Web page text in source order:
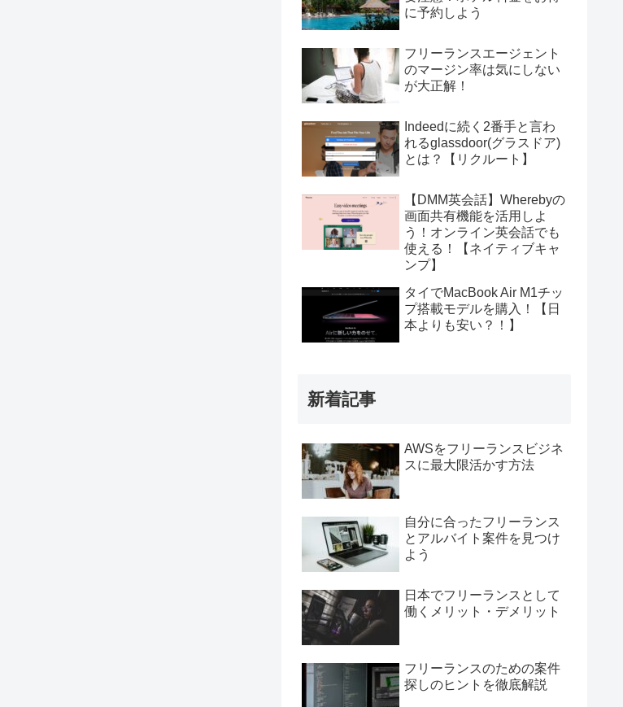
に予約しよう
フリーランスエージェント
のマージン率は気にしない
が大正解！
Indeedに続く2番手と言わ
れるglassdoor(グラスドア)
とは？【リクルート】
【DMM英会話】Wherebyの
画面共有機能を活用しよ
う！オンライン英会話でも
使える！【ネイティブキャ
ンプ】
タイでMacBook Air M1チッ
プ搭載モデルを購入！【日
本よりも安い？！】
新着記事
AWSをフリーランスビジネ
スに最大限活かす方法
自分に合ったフリーランス
とアルバイト案件を見つけ
よう
日本でフリーランスとして
働くメリット・デメリット
フリーランスのための案件
探しのヒントを徹底解説